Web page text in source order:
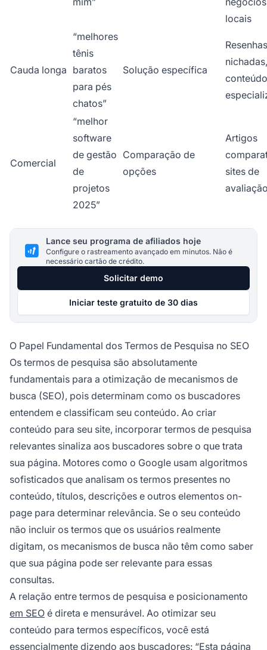
locais
Cauda longa
“melhores
tênis
baratos
para pés
chatos”
Solução específica
Resenhas
nichadas,
conteúdo
Comercial
“melhor
software
de gestão
de
projetos
2025”
Comparação de
opções
Artigos
sites de
Lance seu programa de afiliados hoje
Configure o rastreamento avançado em minutos. Não é
necessário cartão de crédito.
Solicitar demo
Iniciar teste gratuito de 30 dias
O Papel Fundamental dos Termos de Pesquisa no SEO
Os termos de pesquisa são absolutamente
fundamentais para a otimização de mecanismos de
busca (SEO), pois determinam como os buscadores
entendem e classificam seu conteúdo. Ao criar
conteúdo para seu site, incorporar termos de pesquisa
relevantes sinaliza aos buscadores sobre o que trata
sua página. Motores como o Google usam algoritmos
sofisticados que analisam os termos presentes no
conteúdo, títulos, descrições e outros elementos on-
page para determinar relevância. Se o seu conteúdo
não incluir os termos que os usuários realmente
digitam, os mecanismos de busca não têm como saber
que sua página pode ser relevante para essas
consultas.
A relação entre termos de pesquisa e posicionamento
em SEO é direta e mensurável. Ao otimizar seu
conteúdo para termos específicos, você está
essencialmente dizendo aos buscadores: “Esta página